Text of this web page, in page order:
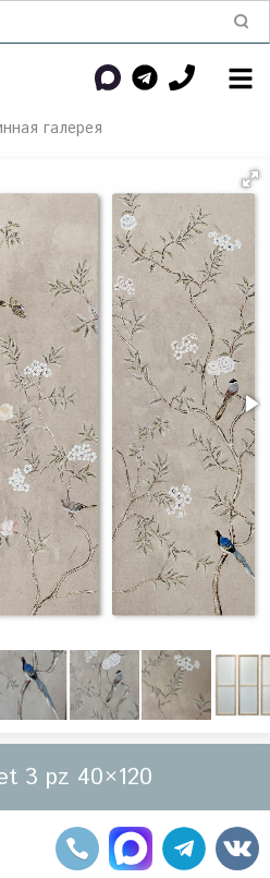
галерея
3 pz 40×120